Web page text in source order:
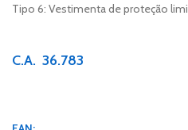
Tipo 6: Vestimenta de proteção
C.A. 36.783